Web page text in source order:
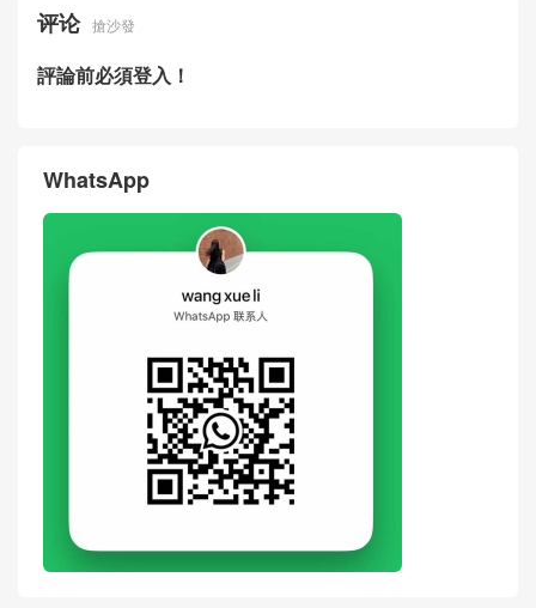
评论 搶沙發
評論前必須登入！
WhatsApp